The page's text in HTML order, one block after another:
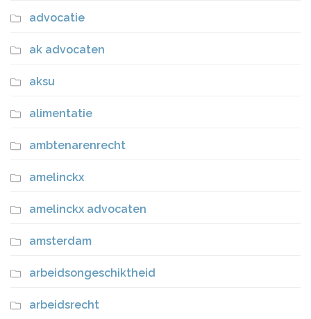
advocatie
ak advocaten
aksu
alimentatie
ambtenarenrecht
amelinckx
amelinckx advocaten
amsterdam
arbeidsongeschiktheid
arbeidsrecht